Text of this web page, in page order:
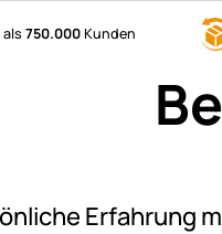
750.000Kunden
Erfahrung